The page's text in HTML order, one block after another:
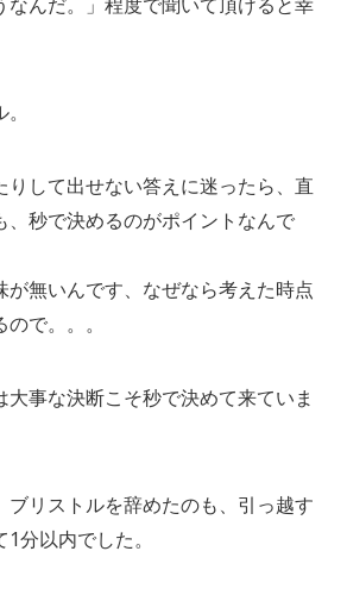
りして出せない答えに迷ったら、直
、秒で決めるのがポイントなんで
が無いんです、なぜなら考えた時点
で。。。
事な決断こそ秒で決めて来ていま
ブリストルを辞めたのも、引っ越す
分以内でした。